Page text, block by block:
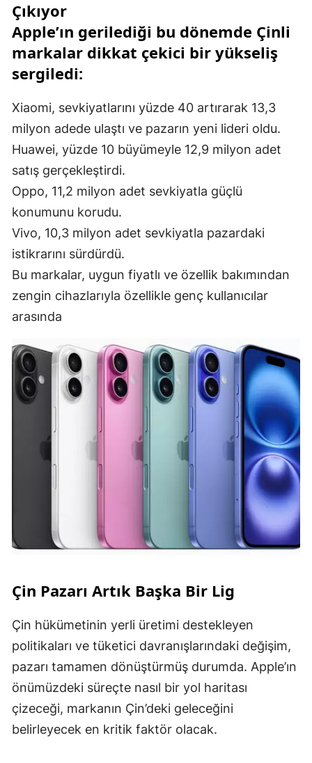
Çıkıyor
Apple’ın gerilediği bu dönemde Çinli
markalar dikkat çekici bir yükseliş
sergiledi:
Xiaomi, sevkiyatlarını yüzde 40 artırarak 13,3
milyon adede ulaştı ve pazarın yeni lideri oldu.
Huawei, yüzde 10 büyümeyle 12,9 milyon adet
satış gerçekleştirdi.
Oppo, 11,2 milyon adet sevkiyatla güçlü
konumunu korudu.
Vivo, 10,3 milyon adet sevkiyatla pazardaki
istikrarını sürdürdü.
Bu markalar, uygun fiyatlı ve özellik bakımından
zengin cihazlarıyla özellikle genç kullanıcılar
arasında
Çin Pazarı Artık Başka Bir Lig
Çin hükümetinin yerli üretimi destekleyen
politikaları ve tüketici davranışlarındaki değişim,
pazarı tamamen dönüştürmüş durumda. Apple’ın
önümüzdeki süreçte nasıl bir yol haritası
çizeceği, markanın Çin’deki geleceğini
belirleyecek en kritik faktör olacak.